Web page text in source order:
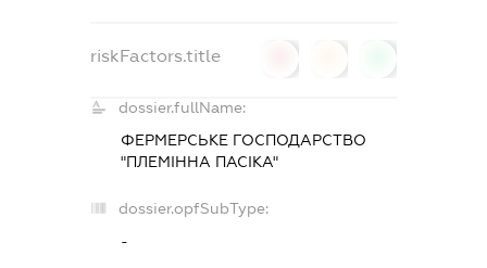
riskFactors.title
dossier.fullName:
ФЕРМЕРСЬКЕ ГОСПОДАРСТВО
"ПЛЕМІННА ПАСІКА"
dossier.opfSubType:
-